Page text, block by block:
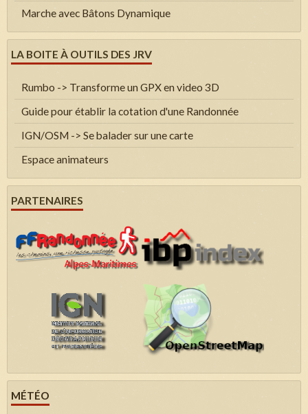
Marche avec Bâtons Dynamique
LA BOITE À OUTILS DES JRV
Rumbo -> Transforme un GPX en video 3D
Guide pour établir la cotation d'une Randonnée
IGN/OSM -> Se balader sur une carte
Espace animateurs
PARTENAIRES
MÉTÉO